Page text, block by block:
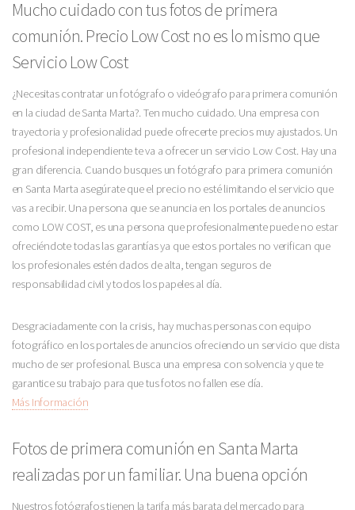
Mucho cuidado con tus fotos de primera
comunión. Precio Low Cost no es lo mismo que
Servicio Low Cost
¿Necesitas contratar un fotógrafo o videógrafo para primera comunión
en la ciudad de Santa Marta?. Ten mucho cuidado. Una empresa con
trayectoria y profesionalidad puede ofrecerte precios muy ajustados. Un
profesional independiente te va a ofrecer un servicio Low Cost. Hay una
gran diferencia. Cuando busques un fotógrafo para primera comunión
en Santa Marta asegúrate que el precio no esté limitando el servicio que
vas a recibir. Una persona que se anuncia en los portales de anuncios
como LOW COST, es una persona que profesionalmente puede no estar
ofreciéndote todas las garantías ya que estos portales no verifican que
los profesionales estén dados de alta, tengan seguros de
responsabilidad civil y todos los papeles al día.
Desgraciadamente con la crisis, hay muchas personas con equipo
fotográfico en los portales de anuncios ofreciendo un servicio que dista
mucho de ser profesional. Busca una empresa con solvencia y que te
garantice su trabajo para que tus fotos no fallen ese día.
Más Información
Fotos de primera comunión en Santa Marta
realizadas por un familiar. Una buena opción
Nuestros fotógrafos tienen la tarifa más barata del mercado para